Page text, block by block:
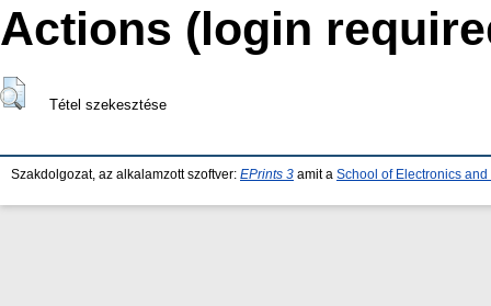
Actions (login
Tétel szekesztése
Szakdolgozat, az alkalamzott szoftver: EPrints 3 amit a School of Electronics